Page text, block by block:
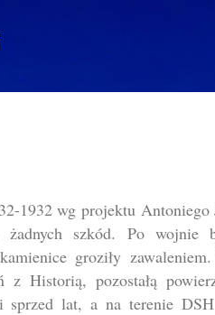
1932 wg projektu
szkód. Po wojnie
groziły
Historią, pozostałą
sprzed lat, a na terenie